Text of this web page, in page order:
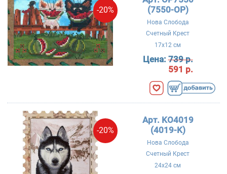
-20%
(7550-OP)
Нова Слобода
Счетный Крест
17x12 см
Цена:739 р.
591 р.
-20%
Арт. KO4019
(4019-K)
Нова Слобода
Счетный Крест
24x24 см